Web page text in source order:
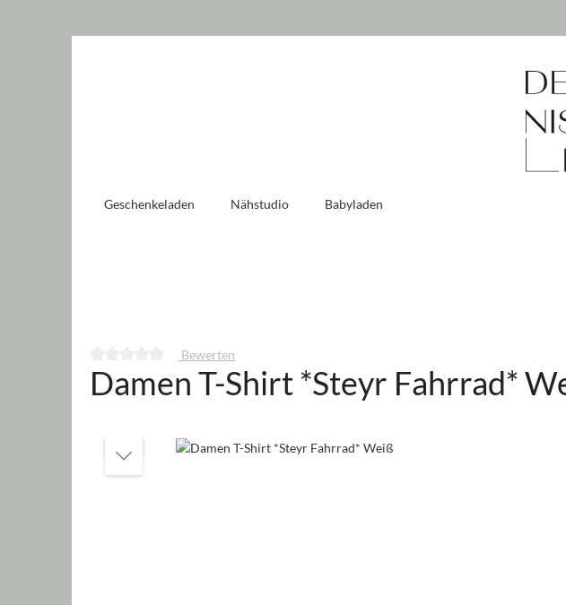
Geschenkeladen Nähstudio Babyladen
Durchschnittliche Bewertung von 0 von 5 Sternen
Bewerten
Damen T-Shirt *Steyr Fahrrad*
Bildergalerie überspringen